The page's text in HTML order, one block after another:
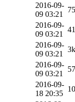
2016-09-
09 03:21
2016-09-
09 03:21
2016-09-
09 03:21
3k
2016-09-
09 03:21
2016-09-
18 20:35